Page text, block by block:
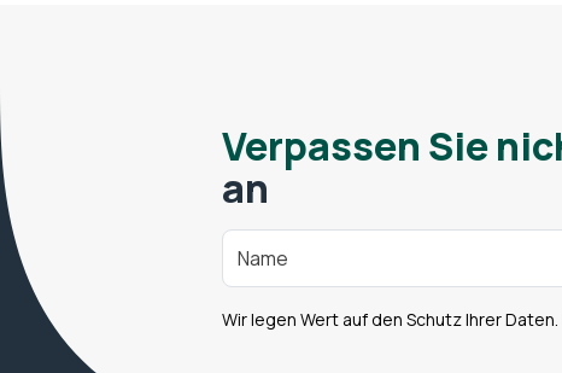
Verpassen Sie
an
Wir legen Wert auf den Schutz Ihrer